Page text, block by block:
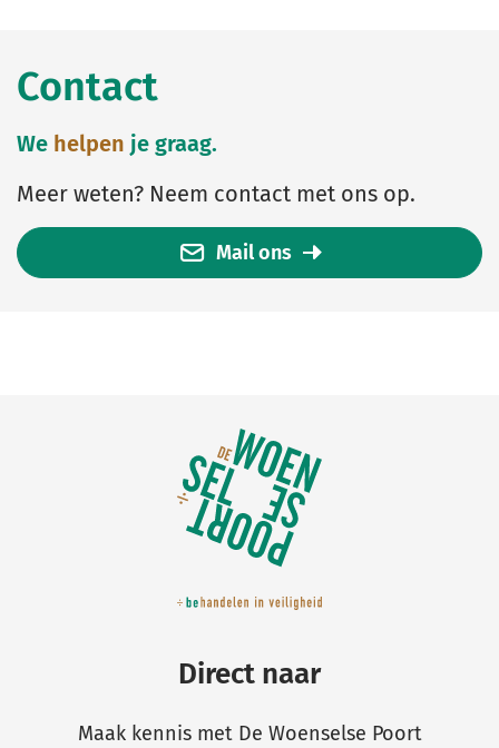
Contact
We helpen je graag.
Meer weten? Neem contact met ons op.
Mail ons
Belangrijke
Direct naar
Maak kennis met De Woenselse Poort